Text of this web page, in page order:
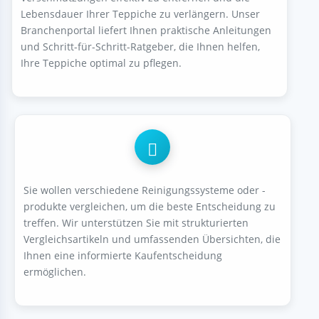
Lebensdauer Ihrer Teppiche zu verlängern. Unser
Branchenportal liefert Ihnen praktische Anleitungen
und Schritt-für-Schritt-Ratgeber, die Ihnen helfen,
Ihre Teppiche optimal zu pflegen.
Sie wollen verschiedene Reinigungssysteme oder -
produkte vergleichen, um die beste Entscheidung zu
treffen. Wir unterstützen Sie mit strukturierten
Vergleichsartikeln und umfassenden Übersichten, die
Ihnen eine informierte Kaufentscheidung
ermöglichen.